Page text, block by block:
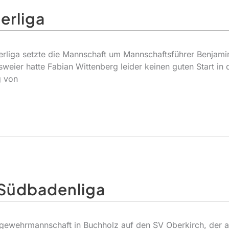
setzte die Mannschaft um Mannschaftsführer
hatte Fabian Wittenberg leider keinen guten Start
von
in Buchholz auf den SV Oberkirch, der